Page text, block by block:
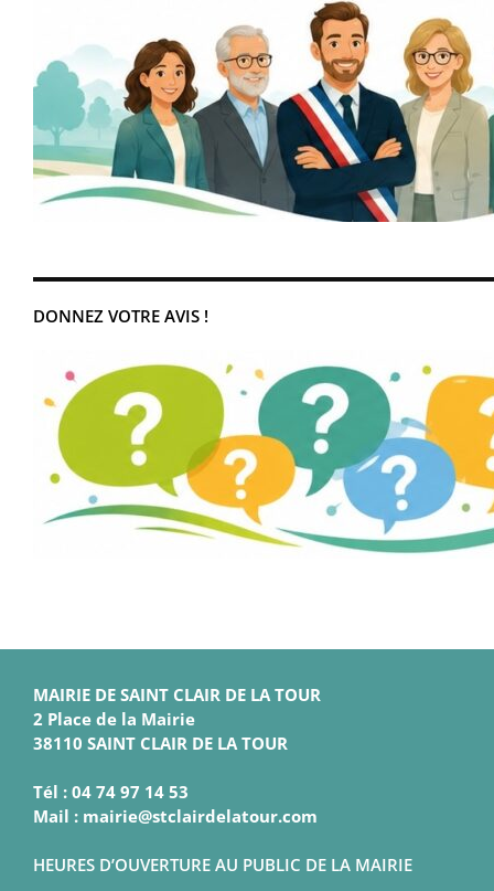
DONNEZ VOTRE AVIS !
MAIRIE DE SAINT CLAIR DE LA TOUR
2 Place de la Mairie
38110 SAINT CLAIR DE LA TOUR
Tél : 04 74 97 14 53
Mail : mairie@stclairdelatour.com
HEURES D’OUVERTURE AU PUBLIC DE LA MAIRIE